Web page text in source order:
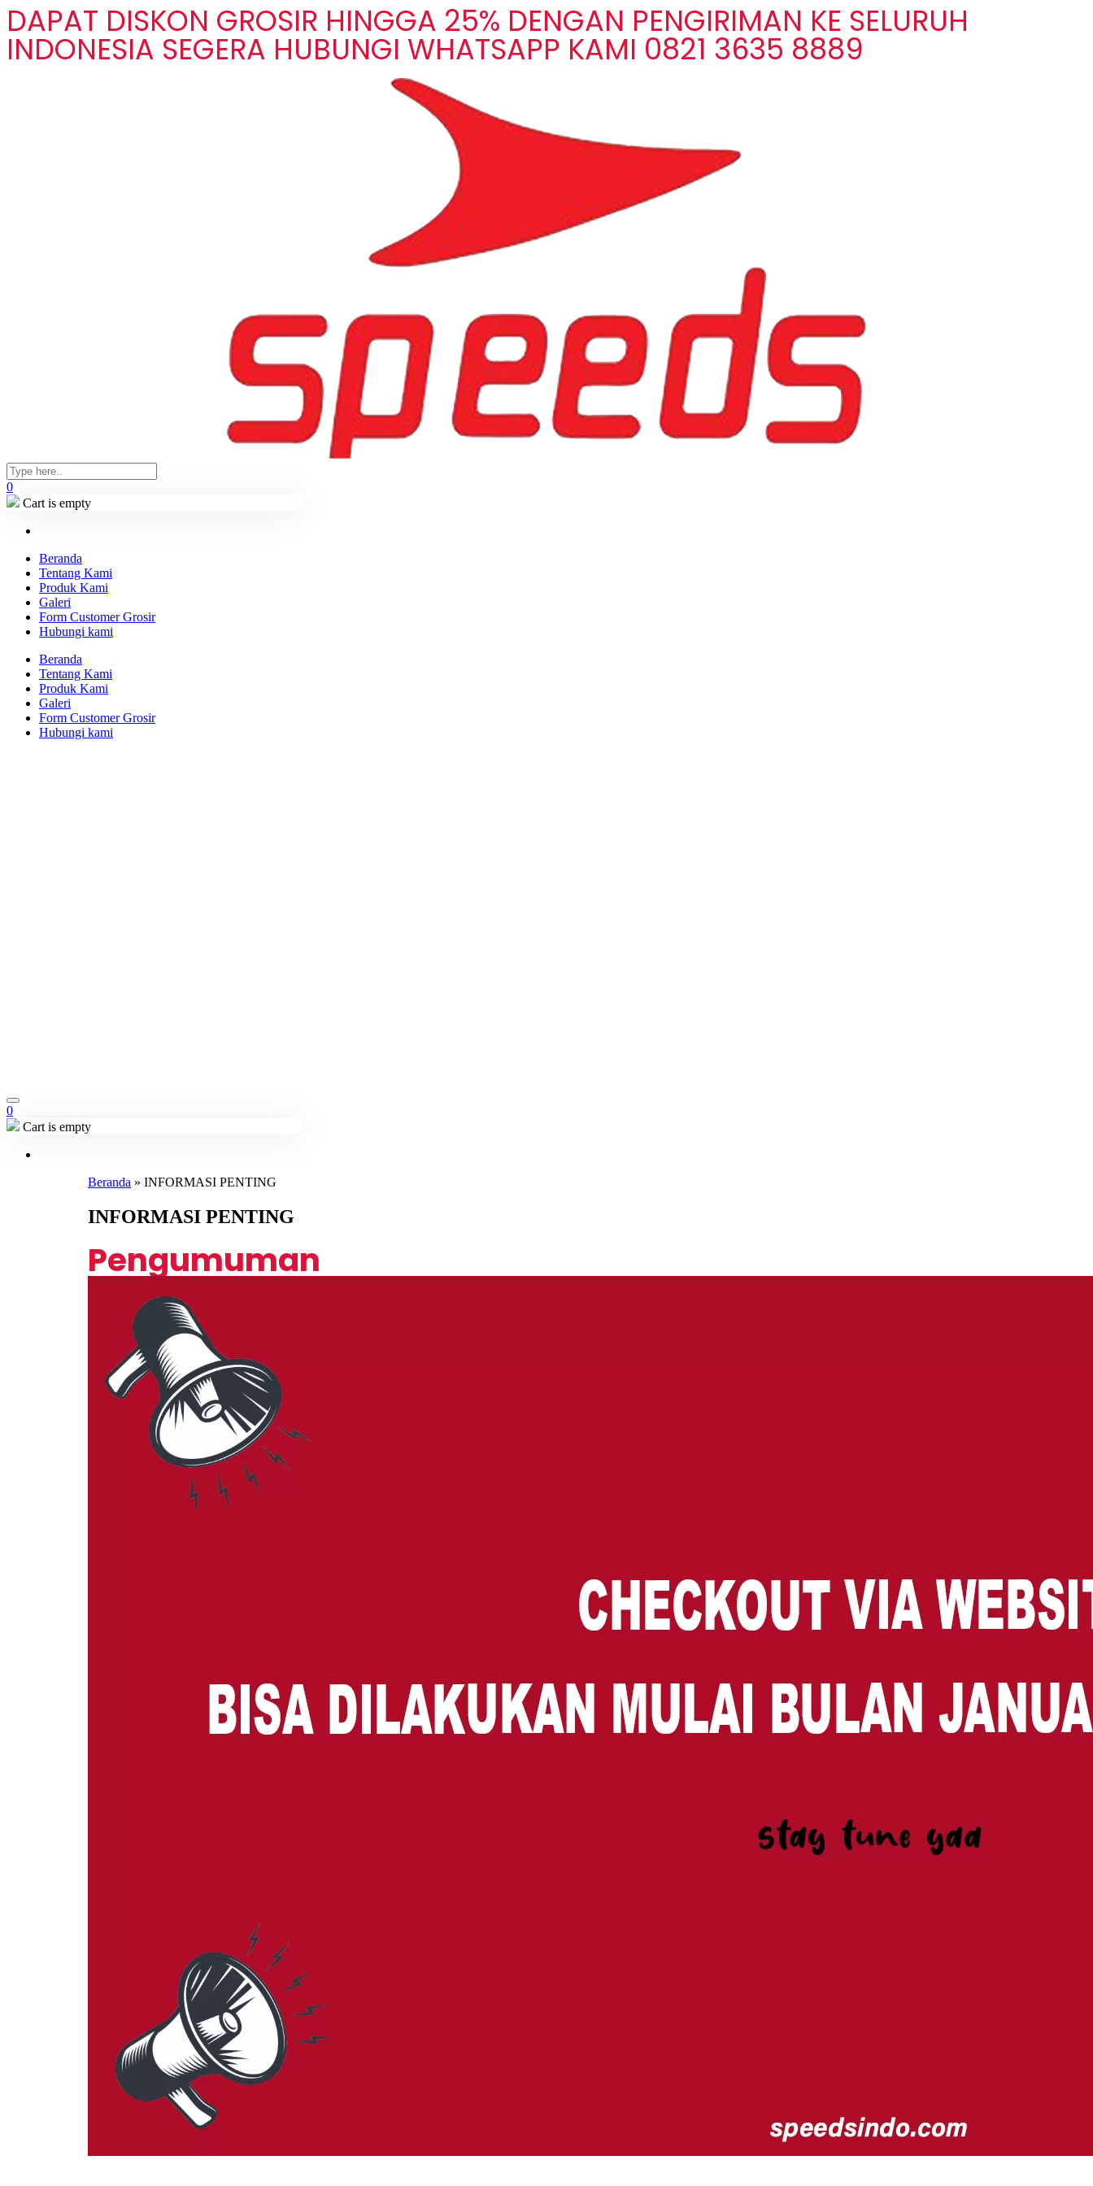
DAPAT DISKON GROSIR HINGGA 25% DENGAN PENGIRIMAN KE SELURUH
INDONESIA SEGERA HUBUNGI WHATSAPP KAMI 0821 3635 8889
0
Cart is empty
Beranda
Tentang Kami
Produk Kami
Galeri
Form Customer Grosir
Hubungi kami
Beranda
Tentang Kami
Produk Kami
Galeri
Form Customer Grosir
Hubungi kami
0
Cart is empty
Beranda » INFORMASI PENTING
INFORMASI PENTING
Pengumuman